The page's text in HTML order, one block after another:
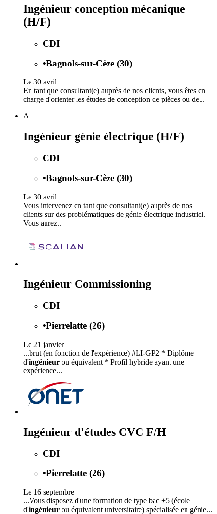
Ingénieur conception mécanique
(H/F)
CDI
•Bagnols-sur-Cèze (30)
Le 30 avril
En tant que consultant(e) auprès de nos clients, vous êtes en
charge d'orienter les études de conception de pièces ou de...
A
Ingénieur génie électrique (H/F)
CDI
•Bagnols-sur-Cèze (30)
Le 30 avril
Vous intervenez en tant que consultant(e) auprès de nos
clients sur des problématiques de génie électrique industriel.
Vous aurez...
Ingénieur Commissioning
CDI
•Pierrelatte (26)
Le 21 janvier
...brut (en fonction de l'expérience) #LI-GP2 * Diplôme
d'ingénieur ou équivalent * Profil hybride ayant une
expérience...
Ingénieur d'études CVC F/H
CDI
•Pierrelatte (26)
Le 16 septembre
...Vous disposez d'une formation de type bac +5 (école
d'ingénieur ou équivalent universitaire) spécialisée en génie...